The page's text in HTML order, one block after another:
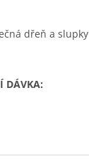
dřeň a slupky
DÁVKA: